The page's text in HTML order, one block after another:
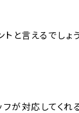
と言えるでしょう
が対応してくれ